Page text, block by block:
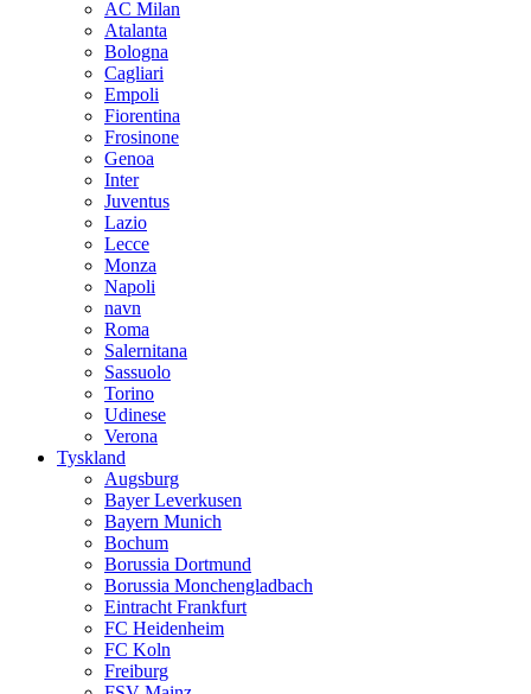
AC Milan
Atalanta
Bologna
Cagliari
Empoli
Fiorentina
Frosinone
Genoa
Inter
Juventus
Lazio
Lecce
Monza
Napoli
navn
Roma
Salernitana
Sassuolo
Torino
Udinese
Verona
Tyskland
Augsburg
Bayer Leverkusen
Bayern Munich
Bochum
Borussia Dortmund
Borussia Monchengladbach
Eintracht Frankfurt
FC Heidenheim
FC Koln
Freiburg